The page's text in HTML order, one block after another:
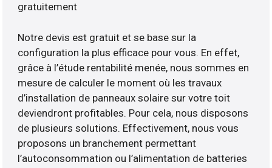
gratuitement
Notre devis est gratuit et se base sur la
configuration la plus efficace pour vous. En effet,
grâce à l’étude rentabilité menée, nous sommes en
mesure de calculer le moment où les travaux
d’installation de panneaux solaire sur votre toit
deviendront profitables. Pour cela, nous disposons
de plusieurs solutions. Effectivement, nous vous
proposons un branchement permettant
l’autoconsommation ou l’alimentation de batteries